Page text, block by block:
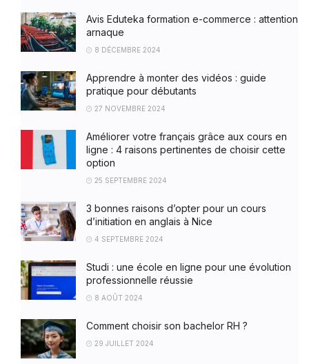
Avis Eduteka formation e-commerce : attention
arnaque
8 DÉCEMBRE 2024
Apprendre à monter des vidéos : guide
pratique pour débutants
27 NOVEMBRE 2024
Améliorer votre français grâce aux cours en
ligne : 4 raisons pertinentes de choisir cette
option
25 SEPTEMBRE 2024
3 bonnes raisons d’opter pour un cours
d’initiation en anglais à Nice
4 SEPTEMBRE 2024
Studi : une école en ligne pour une évolution
professionnelle réussie
8 AOÛT 2024
Comment choisir son bachelor RH ?
29 JUILLET 2024